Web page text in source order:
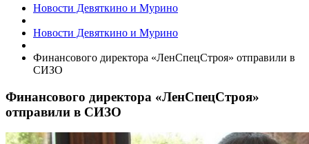
Новости Девяткино и Мурино
Новости Девяткино и Мурино
​Финансового директора «ЛенСпецСтроя» отправили в
СИЗО
​Финансового директора «ЛенСпецСтроя»
отправили в СИЗО